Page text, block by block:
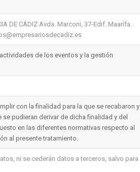
DE CÁDIZ Avda. Marconi, 37-Edif. Maarifa.
de los eventos y la gestión
con la finalidad para la que se recabaron y
pudieran derivar de dicha finalidad y del
en las diferentes normativas respecto al
al presente tratamiento.
ni se cederán datos a terceros, salvo para